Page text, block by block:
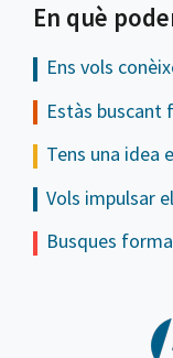
En què
Ens vols
Estàs buscant
Tens una idea
Vols impulsar
Busques